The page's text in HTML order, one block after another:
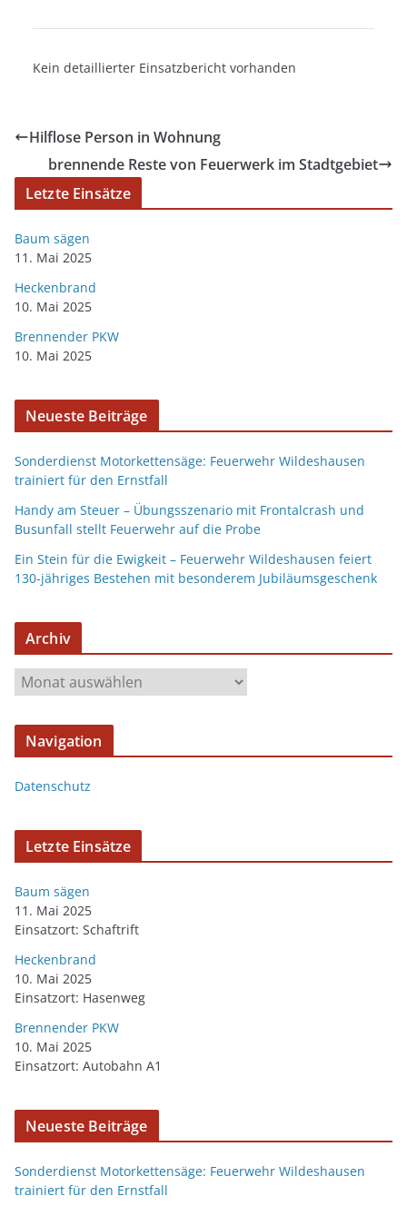
Kein detaillierter Einsatzbericht vorhanden
Hilflose Person in Wohnung
brennende Reste von Feuerwerk im Stadtgebiet
Letzte Einsätze
Baum sägen
11. Mai 2025
Heckenbrand
10. Mai 2025
Brennender PKW
10. Mai 2025
Neueste Beiträge
Sonderdienst Motorkettensäge: Feuerwehr Wildeshausen
trainiert für den Ernstfall
Handy am Steuer – Übungsszenario mit Frontalcrash und
Busunfall stellt Feuerwehr auf die Probe
Ein Stein für die Ewigkeit – Feuerwehr Wildeshausen feiert
130-jähriges Bestehen mit besonderem Jubiläumsgeschenk
Archiv
Navigation
Datenschutz
Letzte Einsätze
Baum sägen
11. Mai 2025
Einsatzort: Schaftrift
Heckenbrand
10. Mai 2025
Einsatzort: Hasenweg
Brennender PKW
10. Mai 2025
Einsatzort: Autobahn A1
Neueste Beiträge
Sonderdienst Motorkettensäge: Feuerwehr Wildeshausen
trainiert für den Ernstfall